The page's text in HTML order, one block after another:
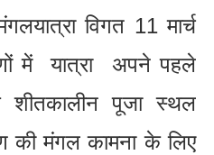
विगत 11 मार्च
में यात्रा अपने पहले
शीतकालीन पूजा स्थल
की मंगल कामना के लिए